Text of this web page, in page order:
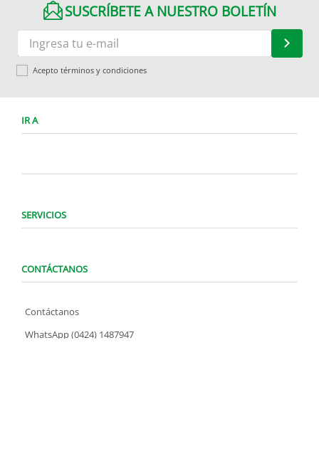
SUSCRÍBETE A NUESTRO BOLETÍN
Acepto términos y condiciones
IR A
SERVICIOS
CONTÁCTANOS
Contáctanos
WhatsApp (0424) 1487947